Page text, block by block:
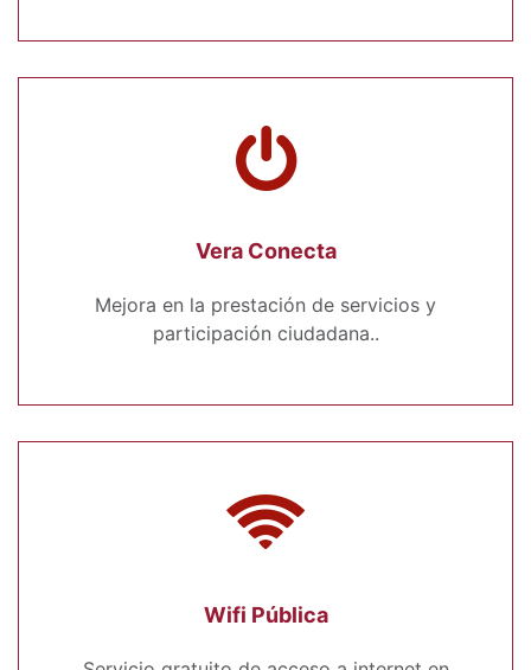
Vera Conecta
Mejora en la prestación de servicios y
participación ciudadana..
Wifi Pública